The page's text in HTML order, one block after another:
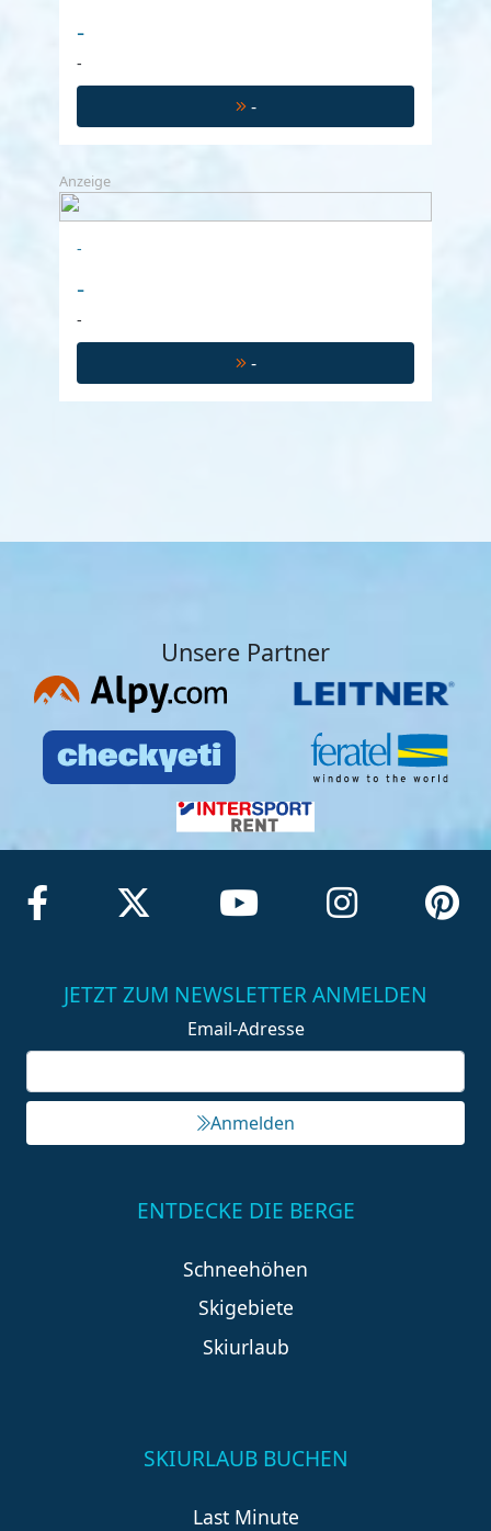
-
-
-
Anzeige
-
-
-
-
Unsere Partner
JETZT ZUM NEWSLETTER ANMELDEN
Email-Adresse
Anmelden
ENTDECKE DIE BERGE
Schneehöhen
Skigebiete
Skiurlaub
SKIURLAUB BUCHEN
Last Minute